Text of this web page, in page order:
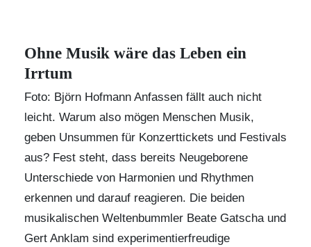
Ohne Musik wäre das Leben ein
Irrtum
Foto: Björn Hofmann Anfassen fällt auch nicht
leicht. Warum also mögen Menschen Musik,
geben Unsummen für Konzerttickets und Festivals
aus? Fest steht, dass bereits Neugeborene
Unterschiede von Harmonien und Rhythmen
erkennen und darauf reagieren. Die beiden
musikalischen Weltenbummler Beate Gatscha und
Gert Anklam sind experimentierfreudige